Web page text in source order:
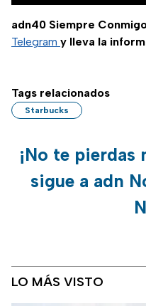
adn40 Siempre
Telegram y lleva la
Tags relacionados
Starbucks
¡No te
sigue a adn
LO MÁS VISTO